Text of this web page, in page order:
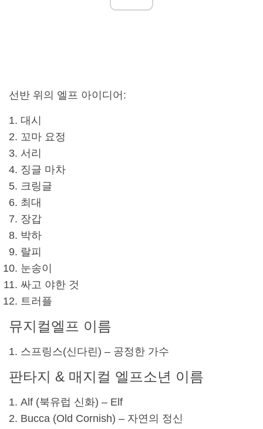
선반 위의 엘프 아이디어 :
대시
꼬마 요정
서리
징글 마차
크링글
최대
장갑
박하
랄피
눈송이
싸고 야한 것
트러플
뮤지컬엘프 이름
스프링스(신다린) – 공정한 가수
판타지 & 매지컬 엘프소년 이름
Alf (북유럽 신화) – Elf
Bucca (Old Cornish) – 자연의 정신